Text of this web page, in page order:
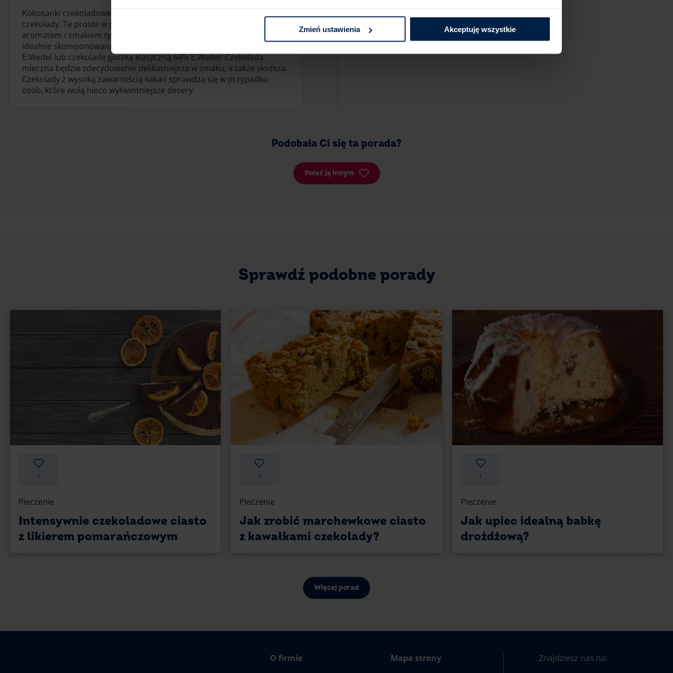
Zmień ustawienia Akceptuję wszystkie
Kokosanki czekoladowe nie mogą obejść się bez najlepszej jakości
czekolady. Te proste w przygotowaniu ciastka będą zachwycać swoim
aromatem i smakiem tylko i wyłącznie wtedy, gdy składniki będą
idealnie skomponowane. Warto zdecydować się na mleczną czekoladę
E.Wedel lub czekoladę gorzką klasyczną 64% E.Wedel. Czekolada
mleczna będzie zdecydowanie delikatniejsza w smaku, a także słodsza.
Czekolady z wysoką zawartością kakao sprawdzą się w przypadku
osób, które wolą nieco wykwintniejsze desery.
Podobała Ci się ta porada?
Poleć ją innym
Sprawdź podobne porady
1
Pieczenie
Intensywnie czekoladowe ciasto
z likierem pomarańczowym
0
Pieczenie
Jak zrobić marchewkowe ciasto
z kawałkami czekolady?
1
Pieczenie
Jak upiec idealną babkę
drożdżową?
Więcej porad
O firmie Mapa strony Znajdziesz nas na: